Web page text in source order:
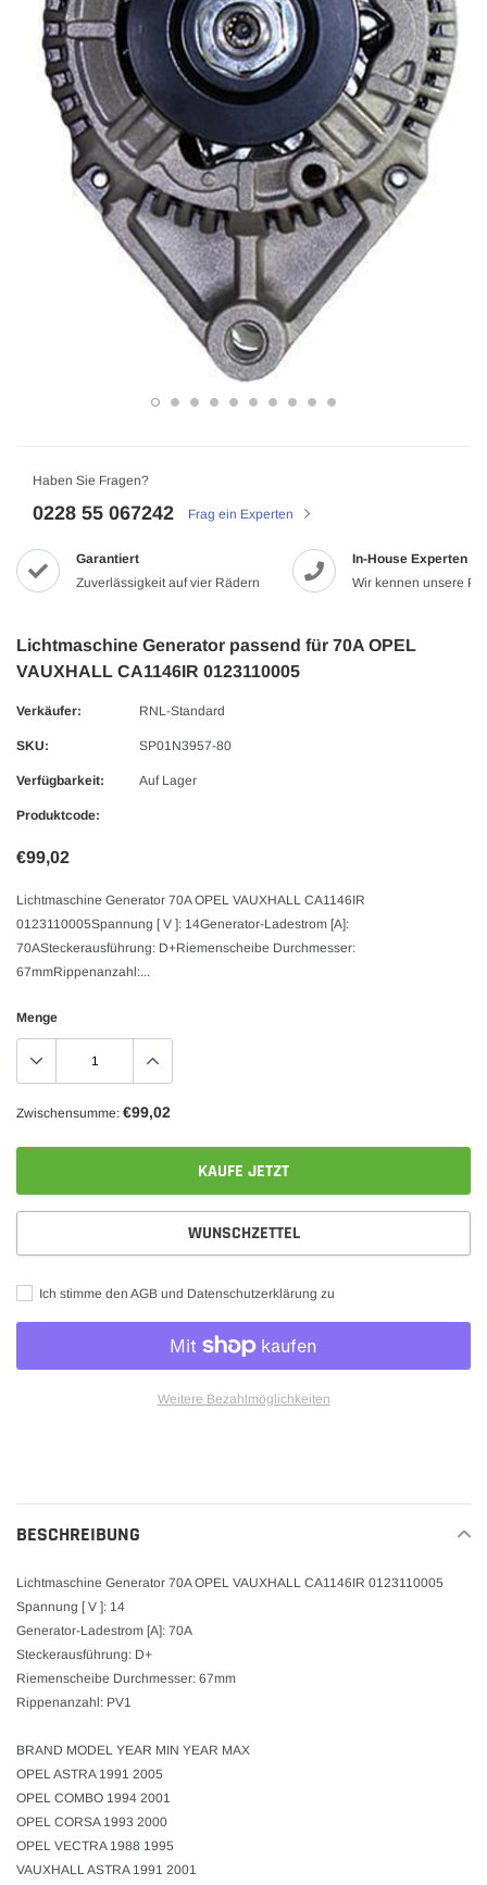
Haben Sie Fragen?
0228 55 067242 Frag ein Experten
Garantiert
Zuverlässigkeit auf vier Rädern
In-House Experten
Wir kennen unsere
Lichtmaschine Generator passend für 70A OPEL
VAUXHALL CA1146IR 0123110005
Verkäufer: RNL-Standard
SKU: SP01N3957-80
Verfügbarkeit: Auf Lager
Produktcode:
€99,02
Lichtmaschine Generator 70A OPEL VAUXHALL CA1146IR
0123110005Spannung [ V ]: 14Generator-Ladestrom [A]:
70ASteckerausführung: D+Riemenscheibe Durchmesser:
67mmRippenanzahl:...
Menge
Zwischensumme: €99,02
KAUFE JETZT
WUNSCHZETTEL
Ich stimme den AGB und Datenschutzerklärung zu
Weitere Bezahlmöglichkeiten
hinzugefügt
BESCHREIBUNG
Lichtmaschine Generator 70A OPEL VAUXHALL CA1146IR 0123110005
Spannung [ V ]: 14
Generator-Ladestrom [A]: 70A
Steckerausführung: D+
Riemenscheibe Durchmesser: 67mm
Rippenanzahl: PV1
BRAND MODEL YEAR MIN YEAR MAX
OPEL ASTRA 1991 2005
OPEL COMBO 1994 2001
OPEL CORSA 1993 2000
OPEL VECTRA 1988 1995
VAUXHALL ASTRA 1991 2001